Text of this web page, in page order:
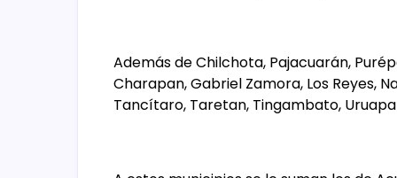
Además de Chilchota, Pajacuarán,
Charapan, Gabriel Zamora, Los Reyes,
Tancítaro, Taretan, Tingambato,